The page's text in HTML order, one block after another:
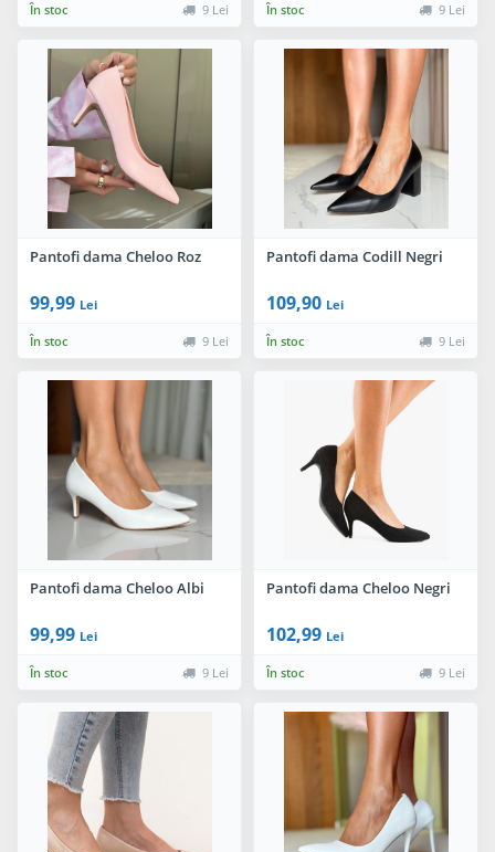
În stoc 9 Lei În stoc 9 Lei
Pantofi dama Cheloo Roz
99,99 Lei
În stoc 9 Lei
Pantofi dama Codill Negri
109,90 Lei
În stoc 9 Lei
Pantofi dama Cheloo Albi
99,99 Lei
În stoc 9 Lei
Pantofi dama Cheloo Negri
102,99 Lei
În stoc 9 Lei